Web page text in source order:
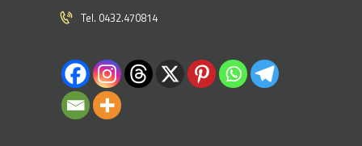
Tel. 0432.470814